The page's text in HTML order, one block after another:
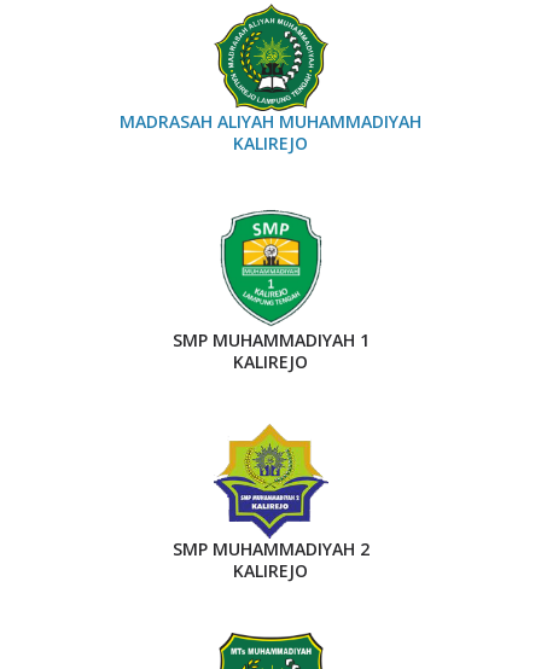
MADRASAH ALIYAH MUHAMMADIYAH
KALIREJO
SMP MUHAMMADIYAH 1
KALIREJO
SMP MUHAMMADIYAH 2
KALIREJO